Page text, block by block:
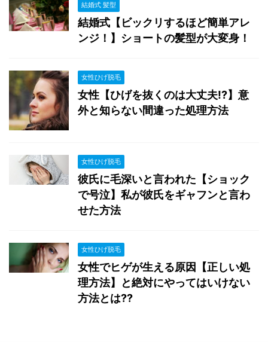
結婚式 髪型
結婚式【ビックリするほど簡単アレ
ンジ！】ショートの髪型が大変身！
女性ひげ脱毛
女性【ひげを抜くのは大丈夫!?】意
外と知らない間違った処理方法
女性ひげ脱毛
彼氏に毛深いと言われた【ショック
で号泣】私が彼氏をギャフンと言わ
せた方法
女性ひげ脱毛
女性でヒゲが生える原因【正しい処
理方法】と絶対にやってはいけない
方法とは??